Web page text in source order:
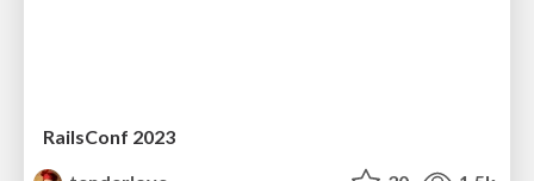
RailsConf 2023